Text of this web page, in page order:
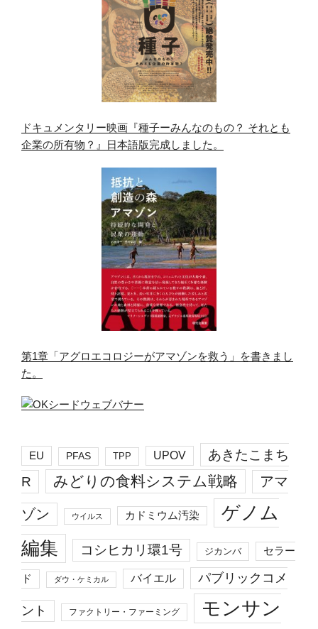
ドキュメンタリー映画『種子ーみんなのもの？ それとも
企業の所有物？』日本語版完成しました。
第1章「アグロエコロジーがアマゾンを救う」を書きまし
た。
EU PFAS TPP UPOV
あきたこまち
R
みどりの食料システム戦略 アマ
ゾン ウイルス カドミウム汚染
ゲノム
編集
コシヒカリ環1号 ジカンバ セラー
ド ダウ・ケミカル バイエル パブリックコメ
ント ファクトリー・ファーミング
モンサン